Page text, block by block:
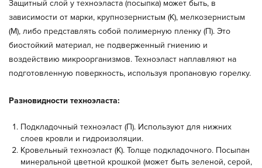
Защитный слой у техноэласта (посыпка) может быть, в
зависимости от марки, крупнозернистым (К), мелкозернистым
(М), либо представлять собой полимерную пленку (П). Это
биостойкий материал, не подверженный гниению и
воздействию микроорганизмов. Техноэласт наплавляют на
подготовленную поверхность, используя пропановую горелку.
Разновидности техноэласта:
Подкладочный техноэласт (П). Используют для нижних
слоев кровли и гидроизоляции.
Кровельный техноэласт (К). Толще подкладочного. Посыпан
минеральной цветной крошкой (может быть зеленой, серой,